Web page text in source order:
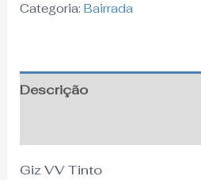
Categoria:Bairrada
Descrição
Giz VV Tinto